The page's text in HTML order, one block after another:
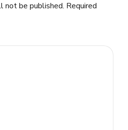
not be published. Required